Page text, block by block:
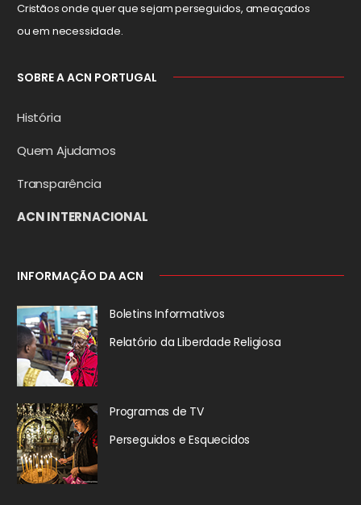
Cristãos onde quer que sejam perseguidos, ameaçados
ou em necessidade.
SOBRE A ACN PORTUGAL
História
Quem Ajudamos
Transparência
ACN INTERNACIONAL
INFORMAÇÃO DA ACN
Boletins Informativos
Relatório da Liberdade Religiosa
Programas de TV
Perseguidos e Esquecidos